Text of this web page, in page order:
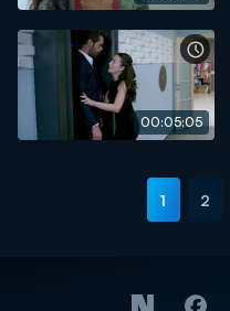
00:05:05
1 2